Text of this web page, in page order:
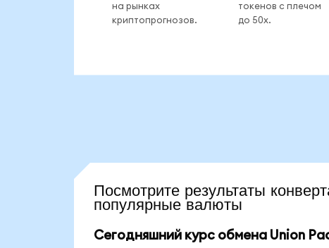
на рынках
криптопрогнозов.
токенов с плечом
до 50x.
Посмотрите результаты
популярные валюты
Сегодняшний курс обмена Union